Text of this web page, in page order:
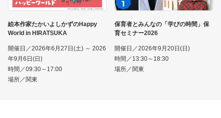
絵本作家たかいよしかずのHappy
World in HIRATSUKA
開催日／2026年6月27日(土) ～ 2026
年9月6日(日)
時間／09:30～17:00
場所／関東
保育者とみんなの「学びの時間」保
育セミナー2026
開催日／2026年9月20日(日)
時間／13:30～18:30
場所／関東